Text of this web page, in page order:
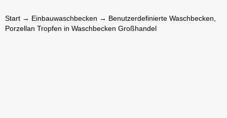
Start → Einbauwaschbecken → Benutzerdefinierte Waschbecken,
Porzellan Tropfen in Waschbecken Großhandel